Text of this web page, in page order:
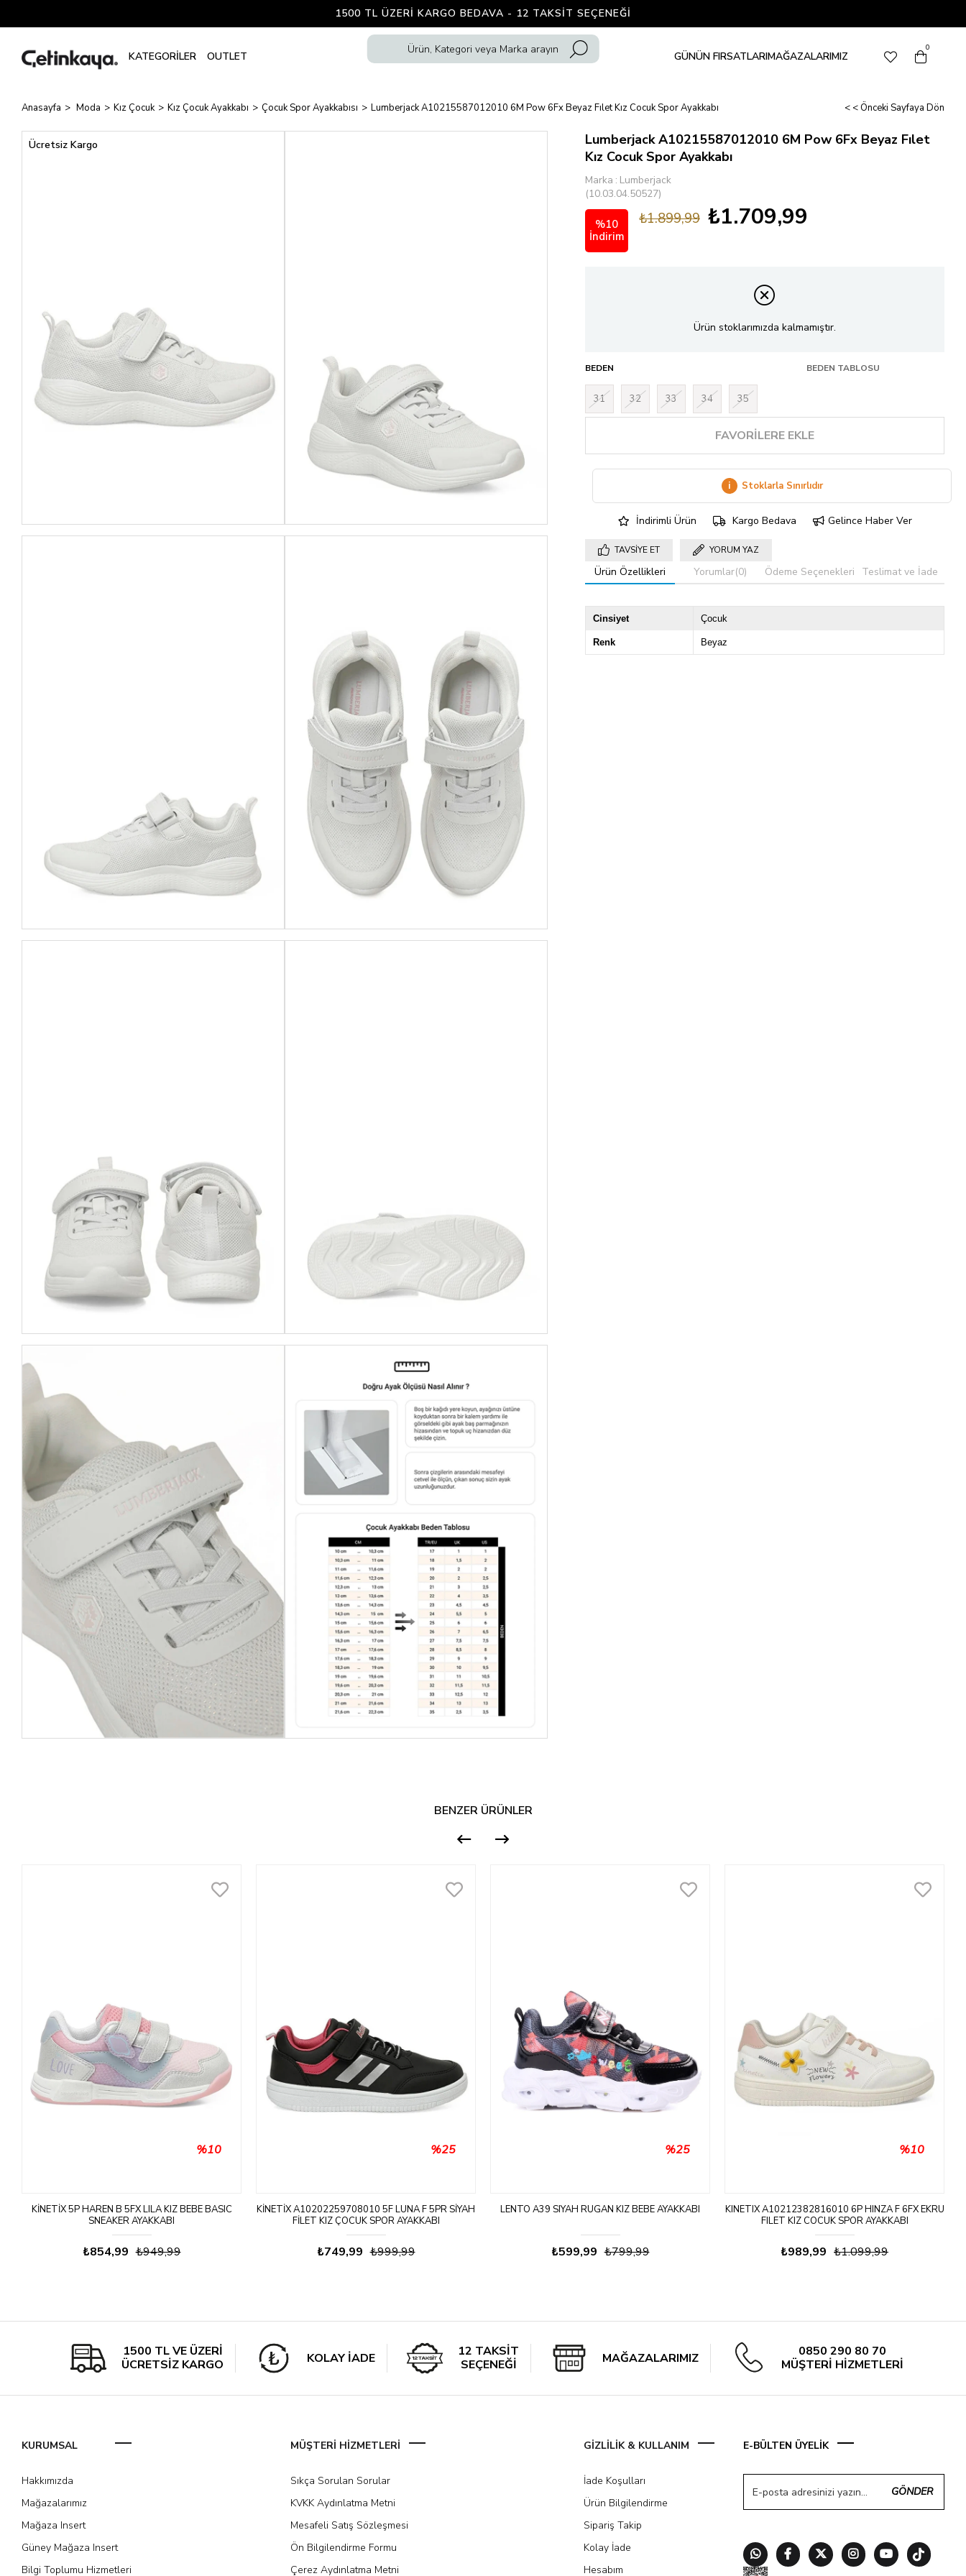
1500 TL ÜZERI KARGO BEDAVA - 12 TAKSIT SEÇENEĞI
GÜNÜN FIRSATLARIMAĞAZALARIMIZ
0
Anasayfa Moda Kız Çocuk Kız Çocuk Ayakkabı Çocuk Spor Ayakkabısı Lumberjack A10215587012010 6M Pow 6Fx Beyaz Fılet Kız Cocuk Spor Ayakkabı < < Önceki Sayfaya Dön
Ücretsiz Kargo
Lumberjack A10215587012010 6M Pow 6Fx Beyaz Fılet
Kız Cocuk Spor Ayakkabı
Marka : Lumberjack
(10.03.04.50527)
%10
İndirim
₺1.899,99 ₺1.709,99
Ürün stoklarımızda kalmamıştır.
BEDEN BEDEN TABLOSU
31 32 33 34 35
FAVORILERE EKLE
i Stoklarla Sınırlıdır
İndirimli Ürün Kargo Bedava Gelince Haber Ver
TAVSIYE ET YORUM YAZ
Ürün Özellikleri Yorumlar(0) Ödeme Seçenekleri Teslimat ve İade
Cinsiyet Çocuk
Renk Beyaz
BENZER ÜRÜNLER
KINETIX 5P HAREN B 5FX LILA KIZ BEBE BASIC
SNEAKER AYAKKABI
₺854,99 ₺949,99
%10
KINETIX A10202259708010 5F LUNA F 5PR SIYAH
FILET KIZ ÇOCUK SPOR AYAKKABI
₺749,99 ₺999,99
%25
LENTO A39 SIYAH RUGAN KIZ BEBE AYAKKABI
₺599,99 ₺799,99
%25
KINETIX A10212382816010 6P HINZA F 6FX EKRU
FILET KIZ COCUK SPOR AYAKKABI
₺989,99 ₺1.099,99
%10
1500 TL VE ÜZERİ
ÜCRETSİZ KARGO
KOLAY İADE
12 TAKSİT
SEÇENEĞİ
MAĞAZALARIMIZ
0850 290 80 70
MÜŞTERİ HİZMETLERİ
KURUMSAL
Hakkımızda
Mağazalarımız
Mağaza Insert
Güney Mağaza Insert
Bilgi Toplumu Hizmetleri
MÜŞTERİ HİZMETLERİ
Sıkça Sorulan Sorular
KVKK Aydınlatma Metni
Mesafeli Satış Sözleşmesi
Ön Bilgilendirme Formu
Çerez Aydınlatma Metni
GİZLİLİK & KULLANIM
İade Koşulları
Ürün Bilgilendirme
Sipariş Takip
Kolay İade
Hesabım
E-BÜLTEN ÜYELİK
GÖNDER